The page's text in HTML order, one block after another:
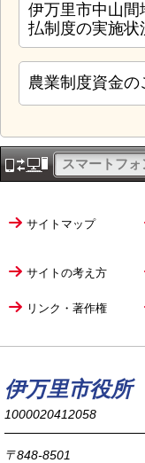
伊万里市中山間
払制度の実施状
農業制度資金の
スマートフォ
サイトマップ
サイトの考え方
リンク・著作権
伊万里市役所
1000020412058
〒848-8501